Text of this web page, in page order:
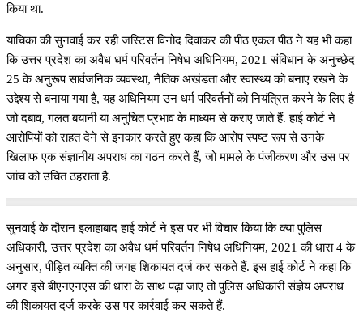
किया था.
याचिका की सुनवाई कर रही जस्टिस विनोद दिवाकर की पीठ एकल पीठ ने यह भी कहा
कि उत्तर प्रदेश का अवैध धर्म परिवर्तन निषेध अधिनियम, 2021 संविधान के अनुच्छेद
25 के अनुरूप सार्वजनिक व्यवस्था, नैतिक अखंडता और स्वास्थ्य को बनाए रखने के
उद्देश्य से बनाया गया है, यह अधिनियम उन धर्म परिवर्तनों को नियंत्रित करने के लिए है
जो दबाव, गलत बयानी या अनुचित प्रभाव के माध्यम से कराए जाते हैं. हाई कोर्ट ने
आरोपियों को राहत देने से इनकार करते हुए कहा कि आरोप स्पष्ट रूप से उनके
खिलाफ एक संज्ञानीय अपराध का गठन करते हैं, जो मामले के पंजीकरण और उस पर
जांच को उचित ठहराता है.
सुनवाई के दौरान इलाहाबाद हाई कोर्ट ने इस पर भी विचार किया कि क्या पुलिस
अधिकारी, उत्तर प्रदेश का अवैध धर्म परिवर्तन निषेध अधिनियम, 2021 की धारा 4 के
अनुसार, पीड़ित व्यक्ति की जगह शिकायत दर्ज कर सकते हैं. इस हाई कोर्ट ने कहा कि
अगर इसे बीएनएनएस की धारा के साथ पढ़ा जाए तो पुलिस अधिकारी संज्ञेय अपराध
की शिकायत दर्ज करके उस पर कार्रवाई कर सकते हैं.